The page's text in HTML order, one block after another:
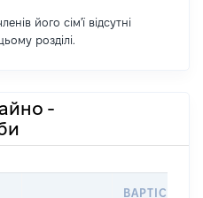
його сім'ї відсутні
розділі.
-
ВАРТІСТЬ НА